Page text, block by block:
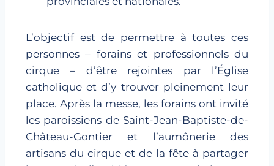
L’objectif est de permettre à toutes ces
personnes – forains et professionnels du
cirque – d’être rejointes par l’Église
catholique et d’y trouver pleinement leur
place. Après la messe, les forains ont invité
les paroissiens de Saint-Jean-Baptiste-de-
Château-Gontier et l’aumônerie des
artisans du cirque et de la fête à partager